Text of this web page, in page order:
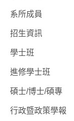
系所成員
招生資訊
學士班⠀⠀
進修學士班
碩士/博士/碩專
行政暨政策學報